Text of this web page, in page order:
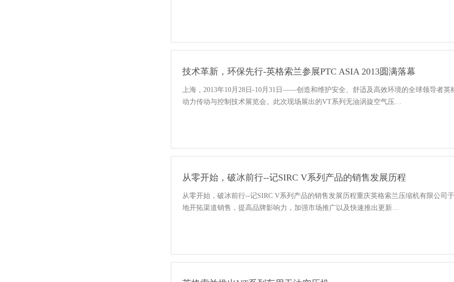
技术革新，环保先行-英格索兰参展PTC ASIA 2013圆满落幕
上海，2013年10月28日-10月31日——创造和维护安全、舒适及高效环境的全球领导者英
动力传动与控制技术展览会。此次现场展出的VT系列无油涡旋空气压…
从零开始，破冰前行--记SIRC V系列产品的销售发展历程
从零开始，破冰前行--记SIRC V系列产品的销售发展历程重庆英格索兰压缩机有限公司
地开拓渠道销售，提高品牌影响力，加强市场推广以及快速推出更新…